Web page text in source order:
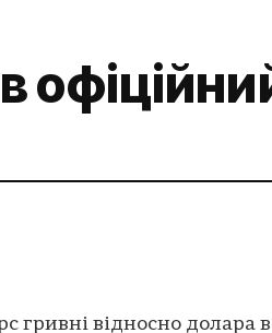
гривні відносно долара в